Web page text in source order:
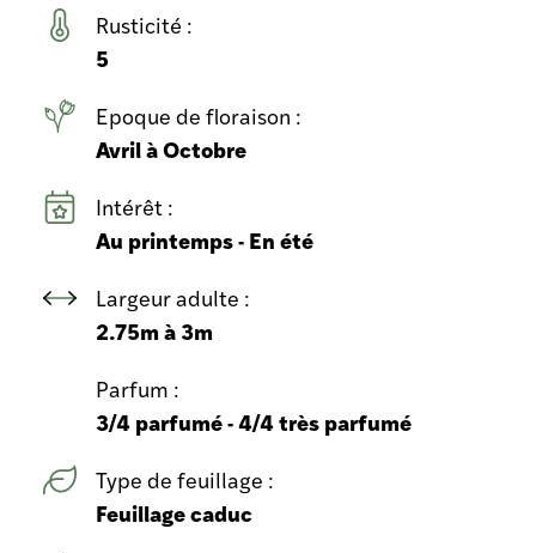
Rusticité :
5
Epoque de floraison :
Avril à Octobre
Intérêt :
Au printemps - En été
Largeur adulte :
2.75m à 3m
Parfum :
3/4 parfumé - 4/4 très parfumé
Type de feuillage :
Feuillage caduc